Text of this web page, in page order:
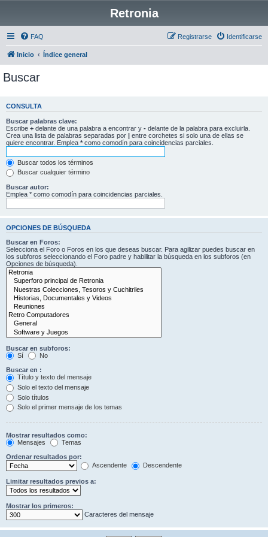
Retronia
FAQ Identificarse
Registrarse
Inicio Índice general
Buscar
CONSULTA
Buscar palabras clave:
Escribe + delante de una palabra a encontrar y - delante de la palabra para excluirla.
Crea una lista de palabras separadas por | entre corchetes si solo una de ellas se
quiere encontrar. Emplea * como comodín para coincidencias parciales.
Buscar todos los términos
Buscar cualquier término
Buscar autor:
Emplea * como comodín para coincidencias parciales.
OPCIONES DE BÚSQUEDA
Buscar en Foros:
Selecciona el Foro o Foros en los que deseas buscar. Para agilizar puedes buscar en
los subforos seleccionando el Foro padre y habilitar la búsqueda en los subforos (en
Opciones de búsqueda).
Buscar en subforos:
Sí
No
Buscar en :
Título y texto del mensaje
Solo el texto del mensaje
Solo títulos
Solo el primer mensaje de los temas
Mostrar resultados como:
Mensajes
Temas
Ordenar resultados por:
Ascendente
Descendente
Limitar resultados previos a:
Mostrar los primeros:
Caracteres del mensaje